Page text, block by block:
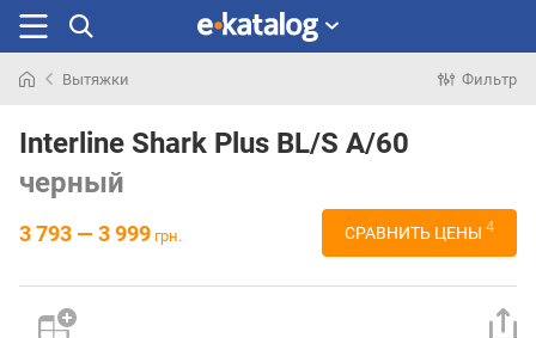
раньше
Вытяжки Фильтр
Interline Shark Plus BL/S A/60
черный
3 793 — 3 999 грн. СРАВНИТЬ ЦЕНЫ 4